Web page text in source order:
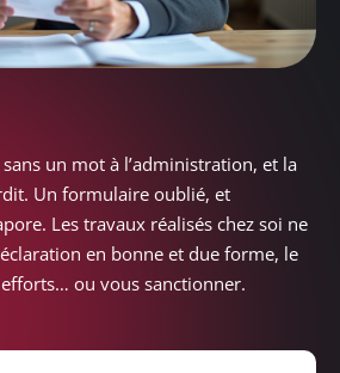
un mot à l’administration, et la
Un formulaire oublié, et
Les travaux réalisés chez soi ne
en bonne et due forme, le
ou vous sanctionner.